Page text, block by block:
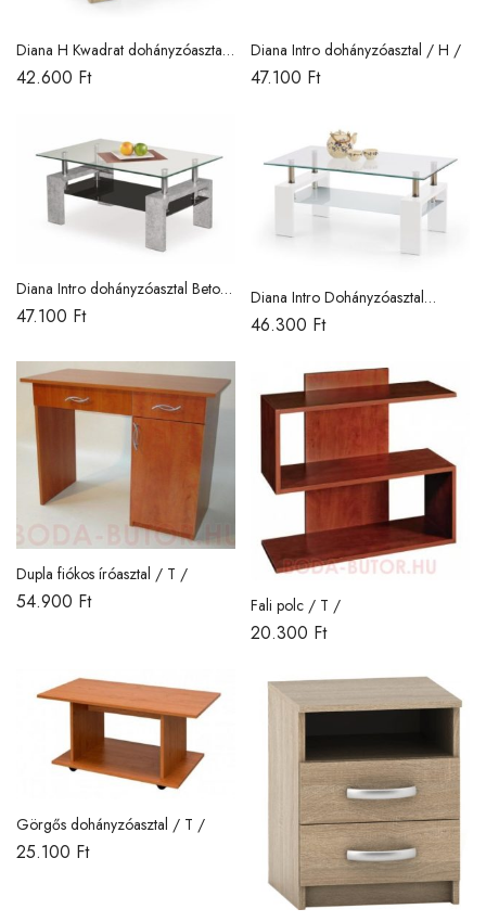
Diana H Kwadrat dohányzóasztal
sonoma / H /
42.600 Ft
Diana Intro dohányzóasztal / H /
47.100 Ft
Diana Intro dohányzóasztal Beton
/ H /
47.100 Ft
Diana Intro Dohányzóasztal
lakkozott fehér / H /
46.300 Ft
Dupla fiókos íróasztal / T /
54.900 Ft Fali polc / T /
20.300 Ft
Görgős dohányzóasztal / T /
25.100 Ft